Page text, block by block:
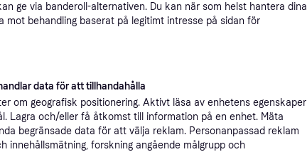
ge via banderoll-alternativen. Du kan när som helst hantera dina
mot behandling baserat på legitimt intresse på sidan för
data för att tillhandahålla
om geografisk positionering. Aktivt läsa av enhetens egenskaper
Lagra och/eller få åtkomst till information på en enhet. Mäta
begränsade data för att välja reklam. Personanpassad reklam
innehållsmätning, forskning angående målgrupp och